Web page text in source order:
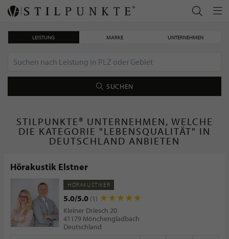
LEISTUNG MARKE UNTERNEHMEN
SUCHEN
STILPUNKTE® UNTERNEHMEN, WELCHE
DIE KATEGORIE "LEBENSQUALITÄT" IN
DEUTSCHLAND ANBIETEN
Hörakustik Elstner
HÖRAKUSTIKER
5.0/5.0 (1)
Kleiner Driesch 20
41179 Mönchengladbach
Deutschland